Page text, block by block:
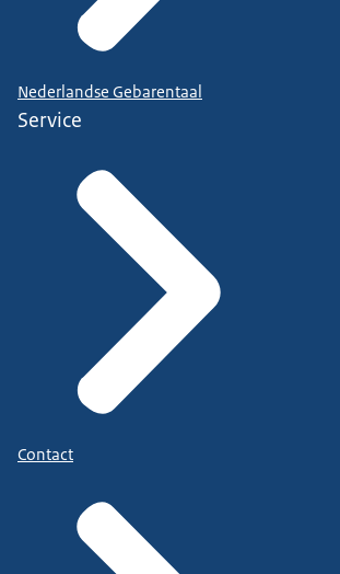
Nederlandse Gebarentaal
Service
Contact